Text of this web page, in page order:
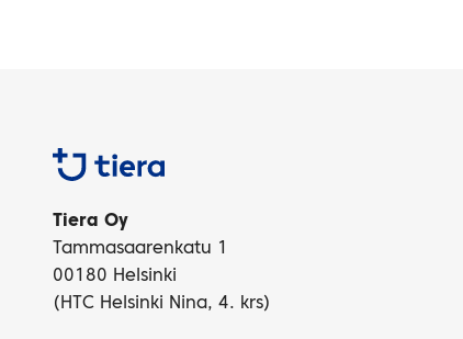
Tiera
Tiera Oy
Tammasaarenkatu 1
00180 Helsinki
(HTC Helsinki Nina, 4. krs)